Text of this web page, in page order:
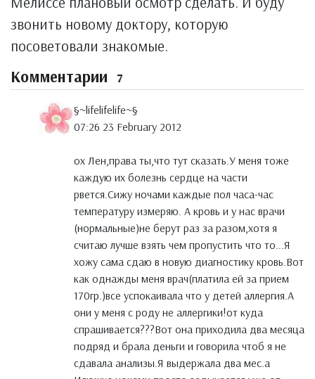
звонить новому доктору, которую
посоветовали знакомые.
Комментарии 7
§~lifelifelife~§
07:26 23 February 2012
ох Лен,права ты,что тут сказать.У меня тоже
каждую их болезнь сердце на части
рвется.Сижу ночами каждые пол часа-час
температуру измеряю. А кровь и у нас врачи
(нормальные)не берут раз за разом,хотя я
считаю лучше взять чем пропустить что то...Я
хожу сама сдаю в новую диагностику кровь.Вот
как однажды меня врач(платила ей за прием
170гр.)все успокаивала что у детей аллергия.А
они у меня с роду не аллергики!от куда
спрашивается???Вот она приходила два месяца
подряд и брала деньги и говорила чтоб я не
сдавала анализы.Я выдержала два мес.а